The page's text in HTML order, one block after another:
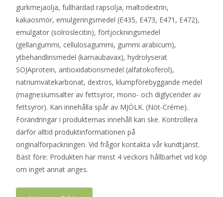
gurkmejaolja, fullhärdad rapsolja, maltodextrin,
kakaosmör, emulgeringsmedel (E435, E473, E471, E472),
emulgator (solroslecitin), förtjockningsmedel
(gellangummi, cellulosagummi, gummi arabicum),
ytbehandlinsmedel (karnaubavax), hydrolyserat
SOJAprotein, antioxidationsmedel (alfatokoferol),
natriumvätekarbonat, dextros, klumpförebyggande medel
(magnesiumsalter av fettsyror, mono- och diglycerider av
fettsyror). Kan innehålla spår av MJÖLK. (Nöt-Créme).
Förändringar i produkternas innehåll kan ske. Kontrollera
därför alltid produktinformationen på
originalförpackningen. Vid frågor kontakta vår kundtjänst.
Bäst före: Produkten har minst 4 veckors hållbarhet vid köp
om inget annat anges.